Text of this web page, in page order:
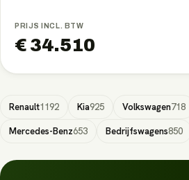
PRIJS INCL. BTW
€ 34.510
Renault1192 Kia925 Volkswagen718
Mercedes-Benz653 Bedrijfswagens850